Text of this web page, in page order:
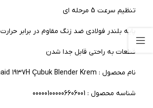
تنظیم سرعت 5 مرحله ای
پایه بلندر فولادی ضد زنگ مقاوم در برابر حرارت
قطعات به راحتی قابل جدا شدن
نام محصول : Homend Handmaid 1937H Çubuk Blender Krem
شناسه محصول : 000001000006606001